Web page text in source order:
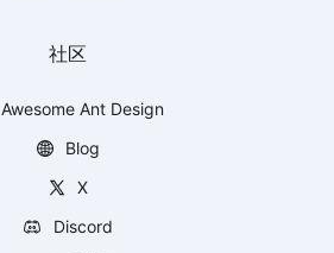
社区
Awesome Ant Design
Blog
X
Discord